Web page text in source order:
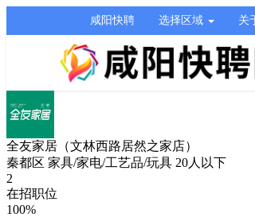
咸阳快聘 选择区域 关
全友家居（文林西路居然之家店）
秦都区 家具/家电/工艺品/玩具 20人以下
2
在招职位
100%